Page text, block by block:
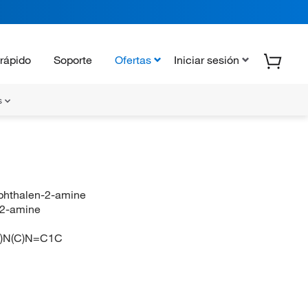
Soporte Ofertas Iniciar sesión
2-amine
amine